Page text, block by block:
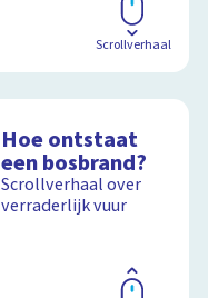
Scrollverhaal
Hoe ontstaat
een bosbrand?
Scrollverhaal over
verraderlijk vuur